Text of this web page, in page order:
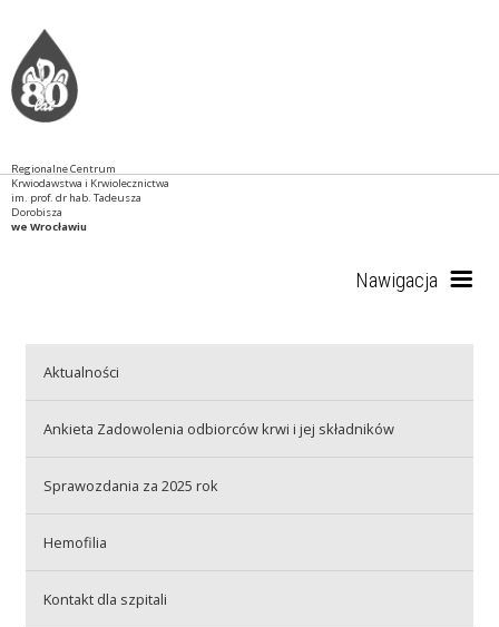
Regionalne Centrum
Krwiodawstwa i Krwiolecznictwa
im. prof. dr hab. Tadeusza
Dorobisza
we Wrocławiu
Nawigacja
Akcje wyjazdowe
Aktualności
Ankieta Zadowolenia odbiorców krwi i jej składników
Sprawozdania za 2025 rok
Hemofilia
Kontakt dla szpitali